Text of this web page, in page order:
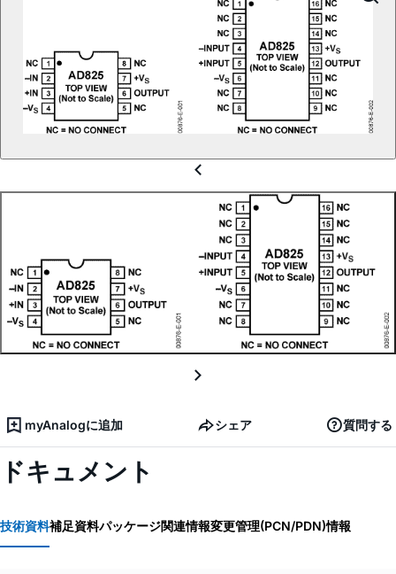
myAnalogに追加 シェア 質問する
ドキュメント
技術資料補足資料パッケージ関連情報変更管理(PCN/PDN)情報